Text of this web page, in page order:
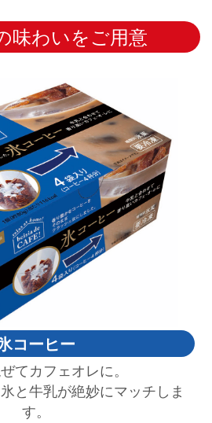
味わいをご用意
コーヒー
てカフェオレに。
と牛乳が絶妙にマッチしま
す。